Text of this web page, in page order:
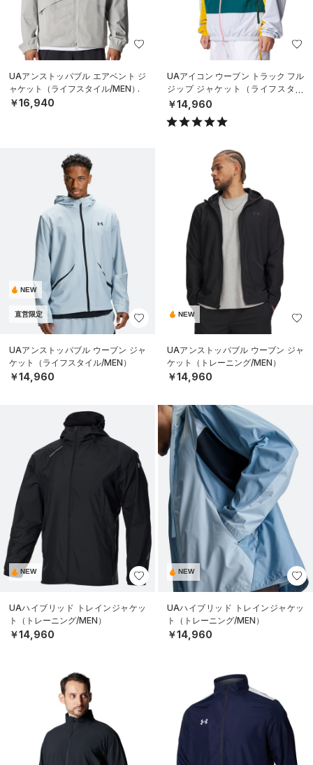
UAアンストッパブル エアベント ジ
ャケット（ライフスタイル/MEN）
￥16,940
UAアイコン ウーブン トラック フル
ジップ ジャケット（ライフスタイ
ル/MEN）
￥14,960
NEW
直営限定
UAアンストッパブル ウーブン ジャ
ケット（ライフスタイル/MEN）
￥14,960
NEW
UAアンストッパブル ウーブン ジャ
ケット（トレーニング/MEN）
￥14,960
NEW
UAハイブリッド トレインジャケッ
ト（トレーニング/MEN）
￥14,960
NEW
UAハイブリッド トレインジャケッ
ト（トレーニング/MEN）
￥14,960